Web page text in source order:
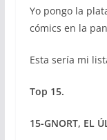
Yo pongo la
cómics en la
Esta sería mi
Top 15.
15-GNORT, EL